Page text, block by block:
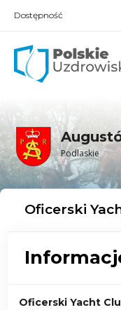
Dostępność
Podlaskie
Oficerski
Oficerski Yacht